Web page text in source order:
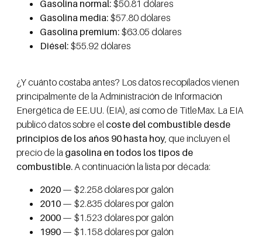
Gasolina normal: $50.81 dólares
Gasolina media: $57.80 dólares
Gasolina premium: $63.05 dólares
Diésel: $55.92 dólares
¿Y cuánto costaba antes? Los datos recopilados vienen
principalmente de la Administración de Información
Energética de EE.UU. (EIA), así como de TitleMax. La EIA
publicó datos sobre el coste del combustible desde
principios de los años 90 hasta hoy, que incluyen el
precio de la gasolina en todos los tipos de
combustible.A continuación la lista por década:
2020 — $2.258 dólares por galón
2010 — $2.835 dólares por galón
2000 — $1.523 dólares por galón
1990 — $1.158 dólares por galón